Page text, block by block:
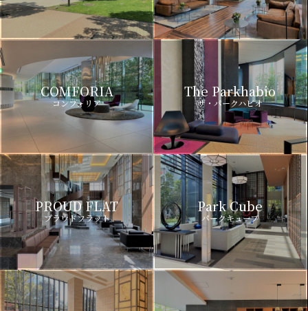
COMFORIA
コンフォリア
The Parkhabio
ザ・パークハビオ
PROUD FLAT
プラウドフラット
Park Cube
パークキューブ